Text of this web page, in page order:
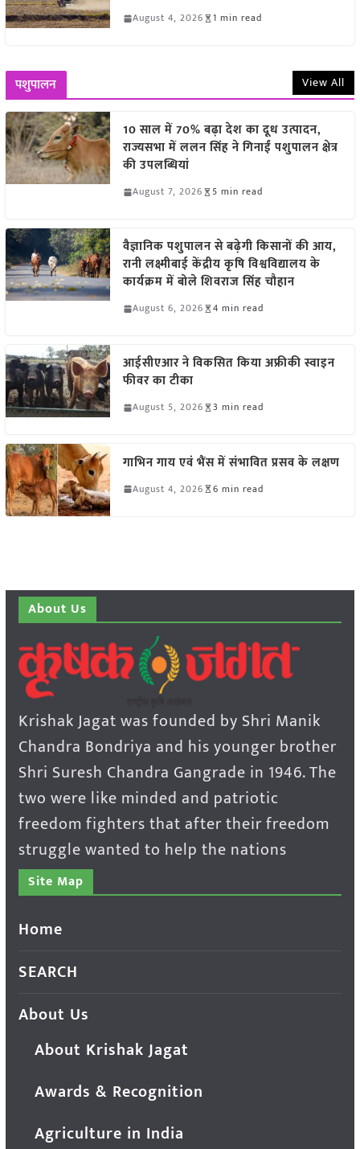
August 4, 2026 1 min read
पशुपालन View All
10 साल में 70% बढ़ा देश का दूध उत्पादन,
राज्यसभा में ललन सिंह ने गिनाईं पशुपालन क्षेत्र
की उपलब्धियां
August 7, 2026 5 min read
वैज्ञानिक पशुपालन से बढ़ेगी किसानों की आय,
रानी लक्ष्मीबाई केंद्रीय कृषि विश्वविद्यालय के
कार्यक्रम में बोले शिवराज सिंह चौहान
August 6, 2026 4 min read
आईसीएआर ने विकसित किया अफ्रीकी स्वाइन
फीवर का टीका
August 5, 2026 3 min read
गाभिन गाय एवं भैंस में संभावित प्रसव के लक्षण
August 4, 2026 6 min read
About Us
Krishak Jagat was founded by Shri Manik
Chandra Bondriya and his younger brother
Shri Suresh Chandra Gangrade in 1946. The
two were like minded and patriotic
freedom fighters that after their freedom
struggle wanted to help the nations
Site Map
Home
SEARCH
About Us
About Krishak Jagat
Awards & Recognition
Agriculture in India